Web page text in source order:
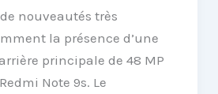
nouveautés très
la présence d’une
principale de 48 MP
Note 9s. Le